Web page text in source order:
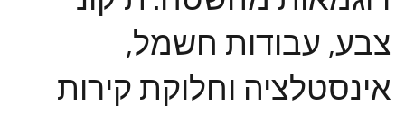
צבע, עבודות חשמל,
אינסטלציה וחלוקת קירות